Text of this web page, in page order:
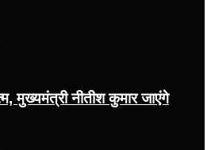
मुख्यमंत्री नीतीश कुमार जाएंगे